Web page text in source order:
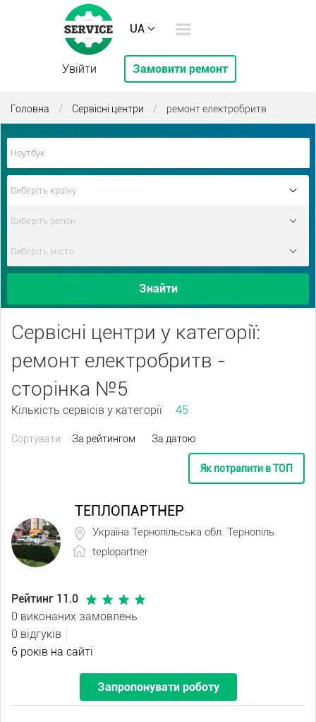
UA
Увійти Замовити ремонт
Головна / Сервісні центри / ремонт електробритв
Знайти
Сервісні центри у категорії:
ремонт електробритв -
сторінка №5
Кількість сервісів у категорії 45
Сортувати: За рейтингом За датою
Як потрапити в ТОП
ТЕПЛОПАРТНЕР
Україна Тернопільська обл. Тернопіль
teplopartner
Рейтинг 11.0
0 виконаних замовлень
0 відгуків
6 років на сайті
Запропонувати роботу